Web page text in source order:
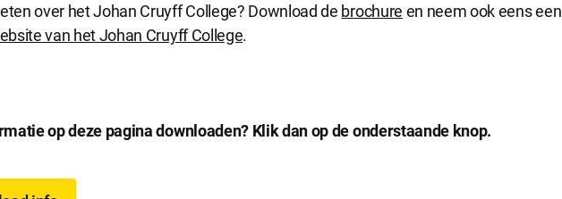
over het Johan Cruyff College? Download de brochure en neem ook eens een
van het Johan Cruyff College.
op deze pagina downloaden? Klik dan op de onderstaande knop.